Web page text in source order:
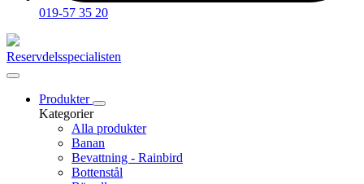
019-57 35 20
Reservdelsspecialisten
Produkter
Kategorier
Alla produkter
Banan
Bevattning - Rainbird
Bottenstål